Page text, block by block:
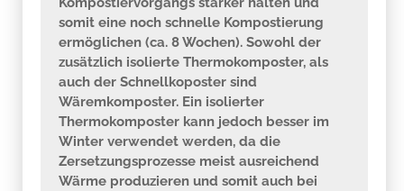
somit eine noch schnelle Kompostierung
ermöglichen (ca. 8 Wochen). Sowohl der
zusätzlich isolierte Thermokomposter, als
auch der Schnellkoposter sind
Wäremkomposter. Ein isolierter
Thermokomposter kann jedoch besser im
Winter verwendet werden, da die
Zersetzungsprozesse meist ausreichend
Wärme produzieren und somit auch bei